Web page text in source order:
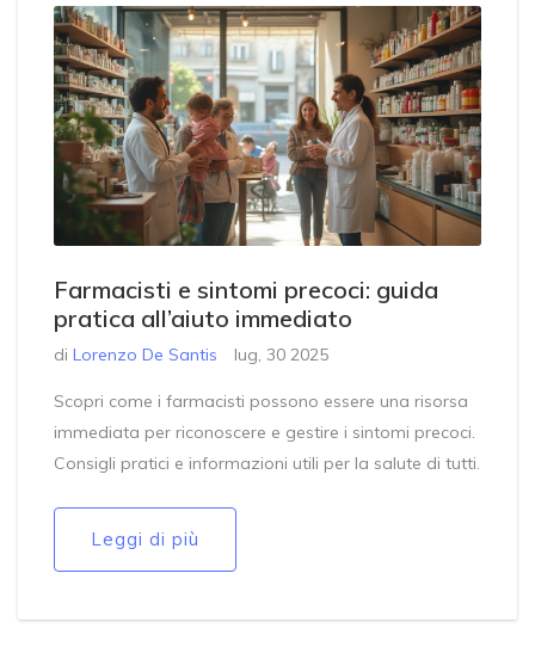
Farmacisti e sintomi precoci: guida
pratica all’aiuto immediato
di Lorenzo De Santis lug, 30 2025
Scopri come i farmacisti possono essere una risorsa
immediata per riconoscere e gestire i sintomi precoci.
Consigli pratici e informazioni utili per la salute di tutti.
Leggi di più